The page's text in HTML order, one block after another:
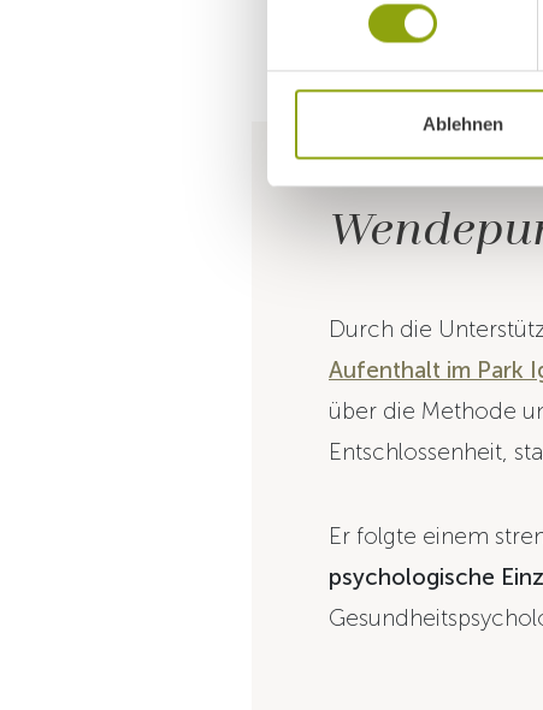
Ablehnen
Durch die
Aufenthalt im Park
über die Methode
Entschlossenheit,
Er folgte einem
psychologische